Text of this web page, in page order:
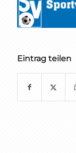
Eintrag teilen